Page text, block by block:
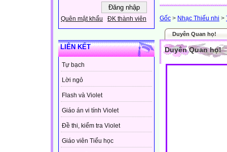
Quên mật khẩu ĐK thành viên
LIÊN KẾT
Tự bạch
Lời ngỏ
Flash và Violet
Giáo án vi tính Violet
Đề thi, kiểm tra Violet
Giáo viên Tiểu học
Gốc > Nhạc Thiếu nhi >
Duyên Quan họ!
Duyên Quan họ!